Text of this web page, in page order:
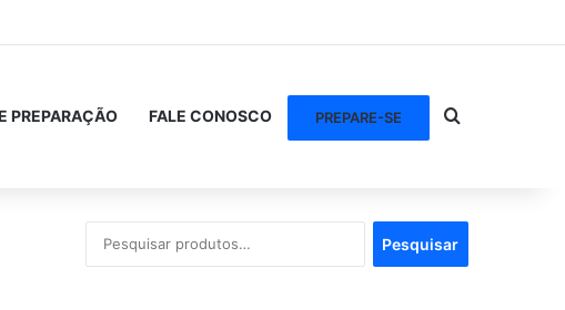
PREPARAÇÃO FALE CONOSCO PREPARE-SE Procurar por
por:
Pesquisar